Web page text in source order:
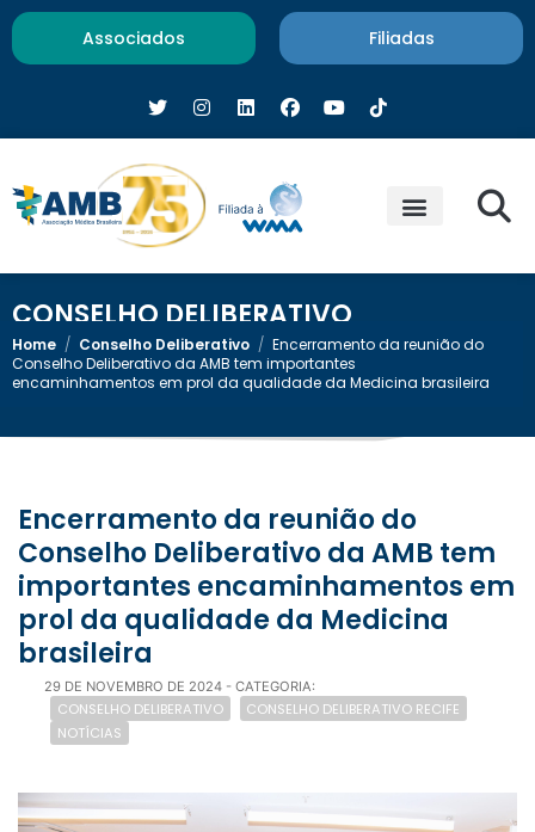
Associados Filiadas
CONSELHO DELIBERATIVO
Home / Conselho Deliberativo / Encerramento da reunião do
Conselho Deliberativo da AMB tem importantes
encaminhamentos em prol da qualidade da Medicina brasileira
Encerramento da reunião do
Conselho Deliberativo da AMB tem
importantes encaminhamentos em
prol da qualidade da Medicina
brasileira
29 DE NOVEMBRO DE 2024 - CATEGORIA:
CONSELHO DELIBERATIVO
CONSELHO DELIBERATIVO RECIFE
NOTÍCIAS